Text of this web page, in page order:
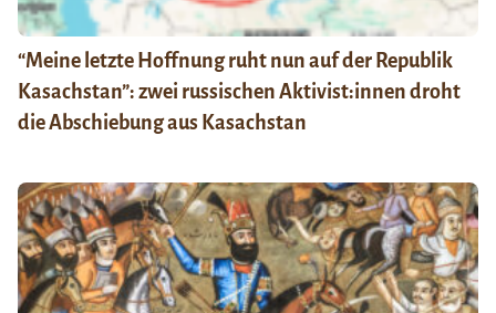
“Meine letzte Hoffnung ruht nun auf der Republik
Kasachstan”: zwei russischen Aktivist:innen droht
die Abschiebung aus Kasachstan